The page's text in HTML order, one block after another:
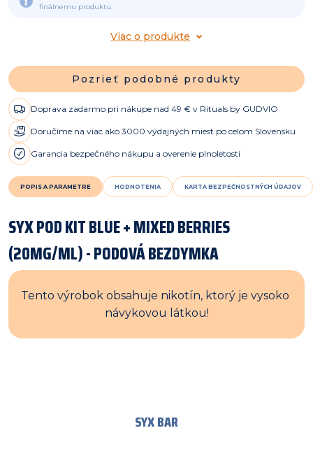
finálnemu produktu.
Viac o produkte
Pozrieť podobné produkty
Doprava zadarmo pri nákupe nad 49 € v Rituals by GUDVIO
Doručíme na viac ako 3000 výdajných miest po celom Slovensku
Garancia bezpečného nákupu a overenie plnoletosti
POPIS A PARAMETRE HODNOTENIA KARTA BEZPEČNOSTNÝCH ÚDAJOV
SYX POD KIT BLUE + MIXED BERRIES
(20MG/ML) - PODOVÁ BEZDYMKA
Tento výrobok obsahuje nikotín, ktorý je vysoko
návykovou látkou!
SYX BAR